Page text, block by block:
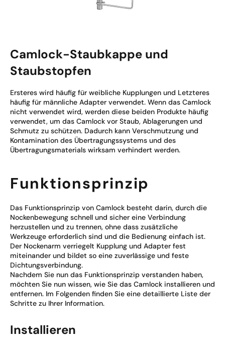
Camlock-Staubkappe und
Staubstopfen
Ersteres wird häufig für weibliche Kupplungen und Letzteres
häufig für männliche Adapter verwendet. Wenn das Camlock
nicht verwendet wird, werden diese beiden Produkte häufig
verwendet, um das Camlock vor Staub, Ablagerungen und
Schmutz zu schützen. Dadurch kann Verschmutzung und
Kontamination des Übertragungssystems und des
Übertragungsmaterials wirksam verhindert werden.
Funktionsprinzip
Das Funktionsprinzip von Camlock besteht darin, durch die
Nockenbewegung schnell und sicher eine Verbindung
herzustellen und zu trennen, ohne dass zusätzliche
Werkzeuge erforderlich sind und die Bedienung einfach ist.
Der Nockenarm verriegelt Kupplung und Adapter fest
miteinander und bildet so eine zuverlässige und feste
Dichtungsverbindung.
Nachdem Sie nun das Funktionsprinzip verstanden haben,
möchten Sie nun wissen, wie Sie das Camlock installieren und
entfernen. Im Folgenden finden Sie eine detaillierte Liste der
Schritte zu Ihrer Information.
Installieren